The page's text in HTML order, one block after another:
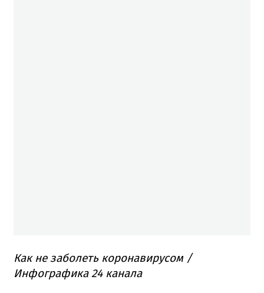
Как не заболеть коронавирусом /
Инфографика 24 канала